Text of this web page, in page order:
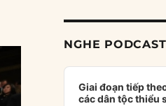
NGHE
Audio
Player
Giai đoạn tiếp
các dân tộc thiểu